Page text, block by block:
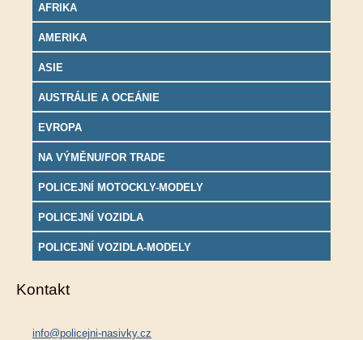
AFRIKA
AMERIKA
ASIE
AUSTRÁLIE A OCEÁNIE
EVROPA
NA VÝMĚNU/FOR TRADE
POLICEJNÍ MOTOCKLY-MODELY
POLICEJNÍ VOZIDLA
POLICEJNÍ VOZIDLA-MODELY
Kontakt
info@policejni-nasivky.cz